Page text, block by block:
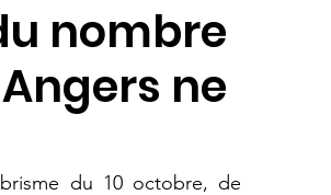
nombre
ne
du 10 octobre, de